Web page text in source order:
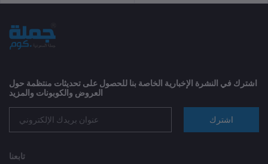
اشترك في النشرة الإخبارية الخاصة بنا للحصول على تحديثات منتظمة حول
العروض والكوبونات والمزيد
اشترك
تابعنا